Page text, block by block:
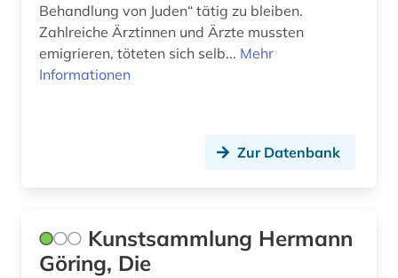
Behandlung von Juden“ tätig zu bleiben.
Zahlreiche Ärztinnen und Ärzte mussten
emigrieren, töteten sich selb... Mehr
Informationen
Zur Datenbank
Kunstsammlung Hermann
Göring, Die